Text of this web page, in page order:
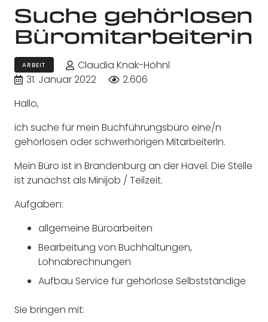
Suche gehörlosen
Büromitarbeiterin
ARBEIT
Claudia Knak-Höhnl
31. Januar 2022
2.606
Hallo,
ich suche für mein Buchführungsbüro eine/n
gehörlosen oder schwerhörigen MitarbeiterIn.
Mein Büro ist in Brandenburg an der Havel. Die Stelle
ist zunächst als Minijob / Teilzeit.
Aufgaben:
allgemeine Büroarbeiten
Bearbeitung von Buchhaltungen,
Lohnabrechnungen
Aufbau Service für gehörlose Selbstständige
Sie bringen mit: